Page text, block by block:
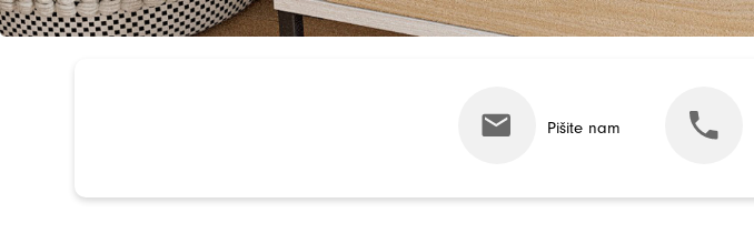
Pišite nam